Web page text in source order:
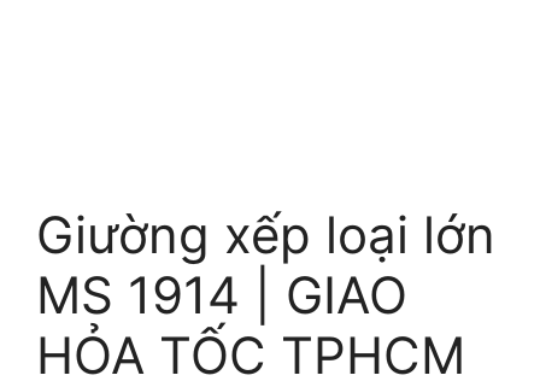
Giường xếp loại lớn
MS 1914 | GIAO
HỎA TỐC TPHCM